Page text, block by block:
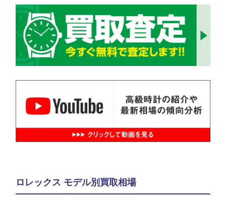
ロレックス モデル別買取相場